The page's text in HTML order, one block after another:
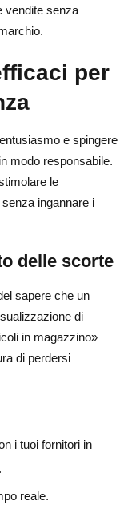
vendite senza
per
e spingere
modo responsabile.
le
ingannare i
delle scorte
sapere che un
di
in magazzino»
di perdersi
i tuoi fornitori in
reale.